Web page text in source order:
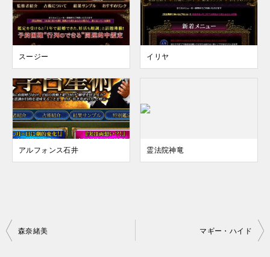
スージー イリヤ
アルフォンス石井 霊法院神竜
投
森奈緒美 マギー・ハイド